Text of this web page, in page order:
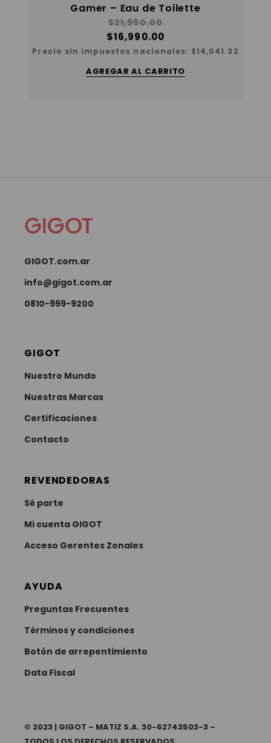
Gamer – Eau de Toilette
$21,990.00
$16,990.00
Precio sin impuestos nacionales: $14,041.32
AGREGAR AL CARRITO
GIGOT.com.ar
info@gigot.com.ar
0810-999-9200
GIGOT
Nuestro Mundo
Nuestras Marcas
Certificaciones
Contacto
REVENDEDORAS
Sé parte
Mi cuenta GIGOT
Acceso Gerentes Zonales
AYUDA
Preguntas Frecuentes
Términos y condiciones
Botón de arrepentimiento
Data Fiscal
© 2023 | GIGOT – MATIZ S.A. 30-62743503-3 –